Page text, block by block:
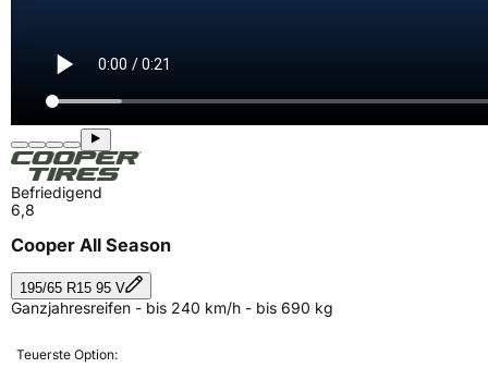
Befriedigend
6,8
Cooper All Season
195/65 R15 95 V
Ganzjahresreifen - bis 240 km/h - bis 690 kg
Teuerste Option: